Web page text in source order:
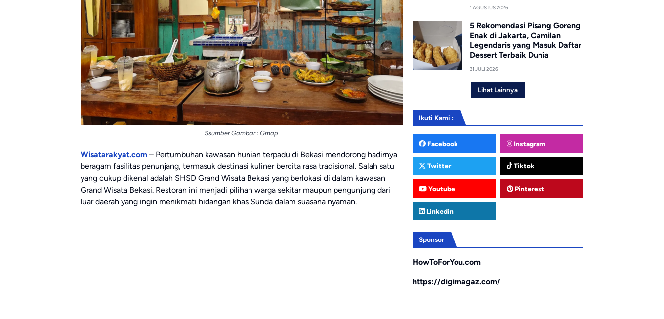
Ssumber Gambar : Gmap
Wisatarakyat.com – Pertumbuhan kawasan hunian terpadu di Bekasi mendorong hadirnya
beragam fasilitas penunjang, termasuk destinasi kuliner bercita rasa tradisional. Salah satu
yang cukup dikenal adalah SHSD Grand Wisata Bekasi yang berlokasi di dalam kawasan
Grand Wisata Bekasi. Restoran ini menjadi pilihan warga sekitar maupun pengunjung dari
luar daerah yang ingin menikmati hidangan khas Sunda dalam suasana nyaman.
1 AGUSTUS 2026
5 Rekomendasi Pisang Goreng
Enak di Jakarta, Camilan
Legendaris yang Masuk Daftar
Dessert Terbaik Dunia
31 JULI 2026
Lihat Lainnya
Ikuti Kami :
Facebook Instagram
Twitter Tiktok
Youtube Pinterest
Linkedin
Sponsor
HowToForYou.com
https://digimagaz.com/